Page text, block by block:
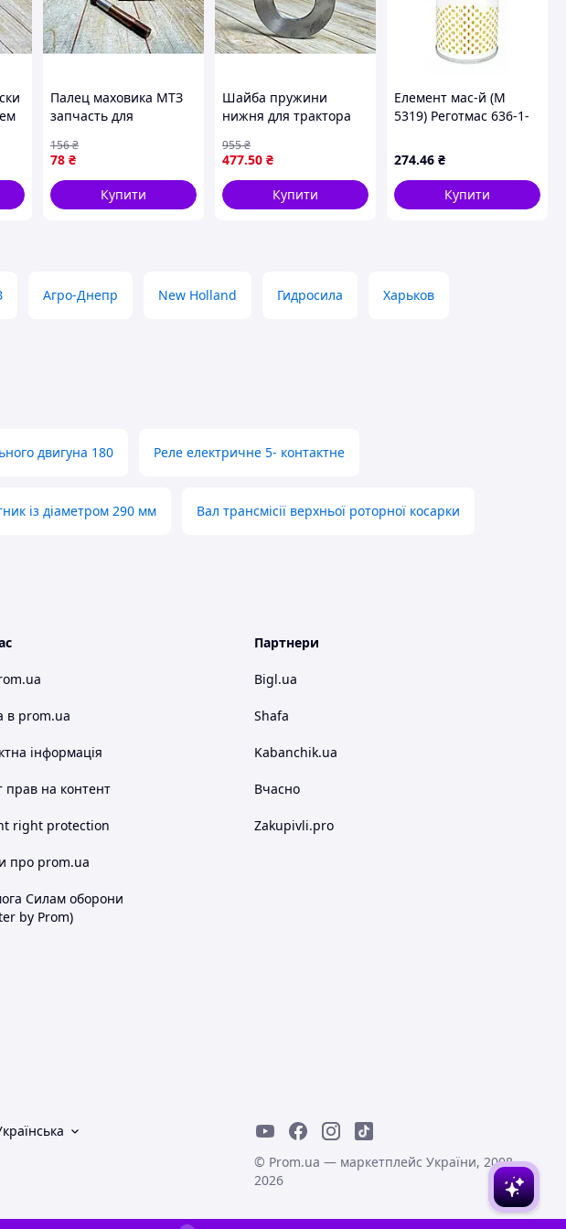
Палец маховика МТЗ
запчасть для
МТЗ-82 для двигунів
Д-240 Д-243
78 ₴
156₴
Купити
Шайба пружини
нижня для трактора
для амортизації
переднього моста
477.50 ₴
955₴
Купити
Елемент мас-й (М
5319) Реготмас 636-1-
маш.ДОН-1500,
СМД31) посилений з
пружинною вставкою
(вир-во Агрогідромаш)
274.46 ₴
Купити
Агро-Днепр New Holland Гидросила Харьков
двигуна 180 Реле електричне 5- контактне
із діаметром 290 мм Вал трансмісії верхньої роторної косарки
в prom.ua
інформація
прав на контент
right protection
про prom.ua
Силам оборони
by Prom)
Партнери
Bigl.ua
Shafa
Kabanchik.ua
Вчасно
Zakupivli.pro
© Prom.ua — маркетплейс України, 2008-
2026